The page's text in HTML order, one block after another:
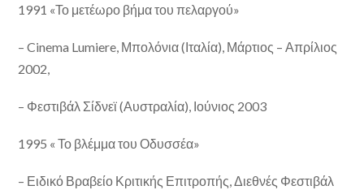
1991 «Το μετέωρο βήμα του πελαργού»
– Cinema Lumiere, Μπολόνια (Ιταλία), Μάρτιος – Απρίλιος
2002,
– Φεστιβάλ Σίδνεϊ (Αυστραλία), Ιούνιος 2003
1995 « Το βλέμμα του Οδυσσέα»
– Ειδικό Βραβείο Κριτικής Επιτροπής, Διεθνές Φεστιβάλ